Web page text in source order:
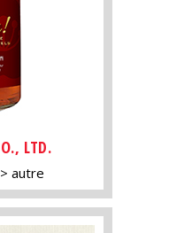
LTD.
autre